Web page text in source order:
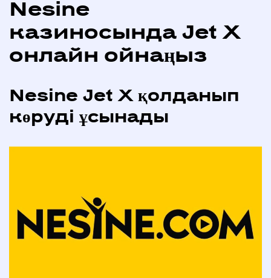
Nesine
казиносында Jet X
онлайн ойнаңыз
Nesine Jet X қолданып
көруді ұсынады